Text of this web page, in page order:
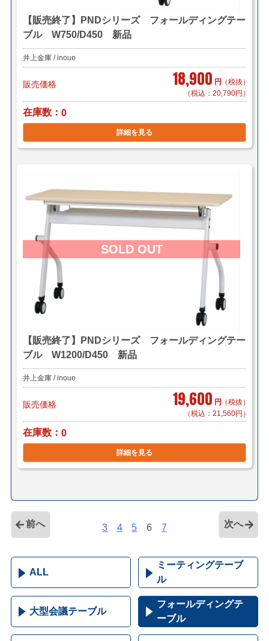
【販売終了】PNDシリーズ フォールディングテー
ブル W750/D450 新品
井上金庫 / inoue
販売価格 18,900 円 （税抜）
（税込：20,790円）
在庫数 0
詳細を見る
【販売終了】PNDシリーズ フォールディングテー
ブル W1200/D450 新品
井上金庫 / inoue
販売価格 19,600 円 （税抜）
（税込：21,560円）
在庫数 0
詳細を見る
前へ 3 4 5 6 7 次へ
ALL
ミーティングテーブ
ル
大型会議テーブル
フォールディングテ
ーブル